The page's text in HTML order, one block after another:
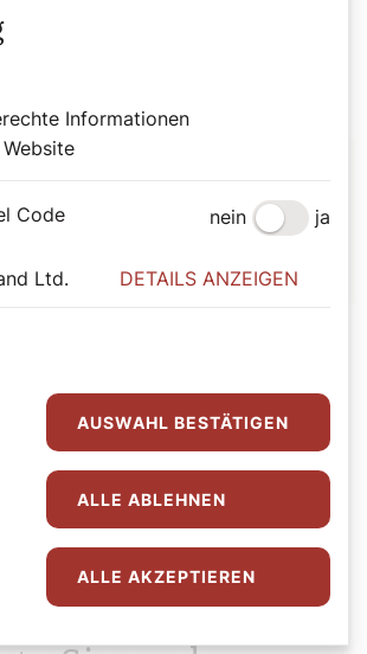
Agathe Lauber-Gansterer
Kultur vom 7. bis 9. und 14. bis 16.
Informationen
Code nein ja
Ltd. DETAILS ANZEIGEN
AUSWAHL BESTÄTIGEN
ALLE ABLEHNEN
ALLE AKZEPTIEREN